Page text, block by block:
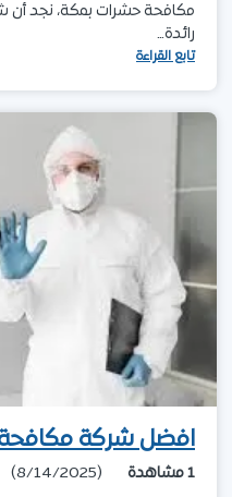
مكافحة حشرات بمكة، نجد
رائدة…
تابع القراءة
افضل شركة
1مشاهدة
(8/14/2025)